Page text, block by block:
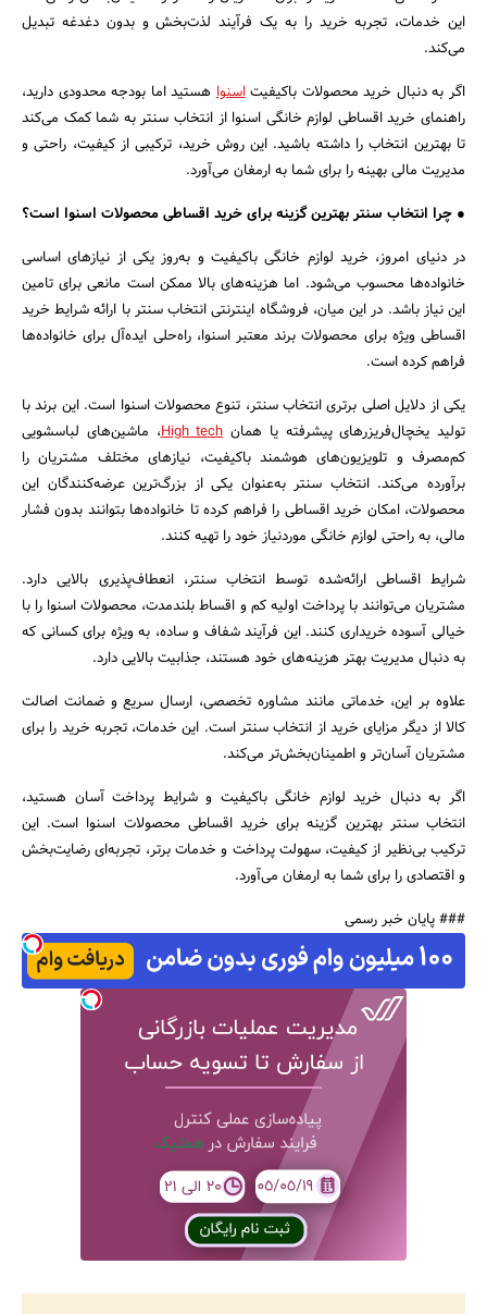
این خدمات، تجربه خرید را به یک فرآیند لذت‌بخش و بدون دغدغه تبدیل
می‌کند.
اگر به دنبال خرید محصولات باکیفیتاسنواهستید اما بودجه محدودی دارید،
راهنمای خرید اقساطی لوازم خانگی اسنوا از انتخاب سنتر به شما کمک می‌کند
تا بهترین انتخاب را داشته باشید. این روش خرید، ترکیبی از کیفیت، راحتی و
مدیریت مالی بهینه را برای شما به ارمغان می‌آورد.
● چرا انتخاب سنتر بهترین گزینه برای خرید اقساطی محصولات اسنوا است؟
در دنیای امروز، خرید لوازم خانگی باکیفیت و به‌روز یکی از نیازهای اساسی
خانواده‌ها محسوب می‌شود. اما هزینه‌های بالا ممکن است مانعی برای تامین
این نیاز باشد. در این میان، فروشگاه اینترنتی انتخاب سنتر با ارائه شرایط خرید
اقساطی ویژه برای محصولات برند معتبر اسنوا، راه‌حلی ایده‌آل برای خانواده‌ها
فراهم کرده است.
یکی از دلایل اصلی برتری انتخاب سنتر، تنوع محصولات اسنوا است. این برند با
تولید یخچال‌فریزرهای پیشرفته یا همانHigh tech، ماشین‌های لباسشویی
کم‌مصرف و تلویزیون‌های هوشمند باکیفیت، نیازهای مختلف مشتریان را
برآورده می‌کند. انتخاب سنتر به‌عنوان یکی از بزرگ‌ترین عرضه‌کنندگان این
محصولات، امکان خرید اقساطی را فراهم کرده تا خانواده‌ها بتوانند بدون فشار
مالی، به راحتی لوازم خانگی موردنیاز خود را تهیه کنند.
شرایط اقساطی ارائه‌شده توسط انتخاب سنتر، انعطاف‌پذیری بالایی دارد.
مشتریان می‌توانند با پرداخت اولیه کم و اقساط بلندمدت، محصولات اسنوا را با
خیالی آسوده خریداری کنند. این فرآیند شفاف و ساده، به ویژه برای کسانی که
به دنبال مدیریت بهتر هزینه‌های خود هستند، جذابیت بالایی دارد.
علاوه بر این، خدماتی مانند مشاوره تخصصی، ارسال سریع و ضمانت اصالت
کالا از دیگر مزایای خرید از انتخاب سنتر است. این خدمات، تجربه خرید را برای
مشتریان آسان‌تر و اطمینان‌بخش‌تر می‌کند.
اگر به دنبال خرید لوازم خانگی باکیفیت و شرایط پرداخت آسان هستید،
انتخاب سنتر بهترین گزینه برای خرید اقساطی محصولات اسنوا است. این
ترکیب بی‌نظیر از کیفیت، سهولت پرداخت و خدمات برتر، تجربه‌ای رضایت‌بخش
و اقتصادی را برای شما به ارمغان می‌آورد.
### پایان خبر رسمی